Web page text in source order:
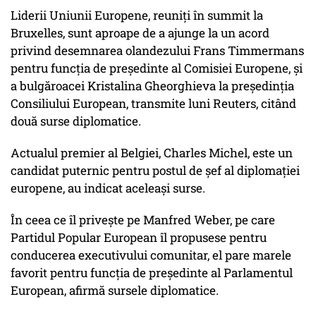
Liderii Uniunii Europene, reuniţi în summit la
Bruxelles, sunt aproape de a ajunge la un acord
privind desemnarea olandezului Frans Timmermans
pentru funcţia de preşedinte al Comisiei Europene, şi
a bulgăroacei Kristalina Gheorghieva la preşedinţia
Consiliului European, transmite luni Reuters, citând
două surse diplomatice.
Actualul premier al Belgiei, Charles Michel, este un
candidat puternic pentru postul de şef al diplomaţiei
europene, au indicat aceleaşi surse.
În ceea ce îl priveşte pe Manfred Weber, pe care
Partidul Popular European îl propusese pentru
conducerea executivului comunitar, el pare marele
favorit pentru funcţia de preşedinte al Parlamentul
European, afirmă sursele diplomatice.